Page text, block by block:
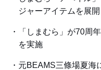
ジャーアイテムを展開
「しまむら」が70周
を実施
元BEAMS三條場夏海